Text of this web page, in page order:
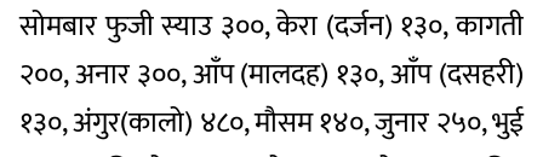
सोमबार फुजी स्याउ ३००, केरा (दर्जन) १३०, कागती
२००, अनार ३००, आँप (मालदह) १३०, आँप (दसहरी)
१३०, अंगुर(कालो) ४८०, मौसम १४०, जुनार २५०, भुई